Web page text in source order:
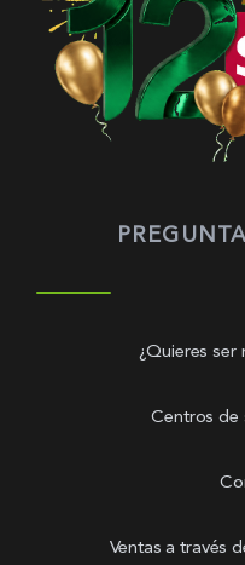
¿Quieres ser
Centros de
Ventas a través